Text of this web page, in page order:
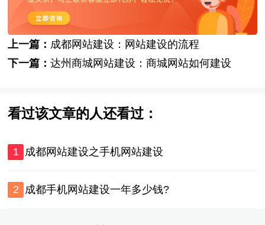
上一篇： 成都网站建设：网站建设的流程
下一篇：达州商城网站建设：商城网站如何建设
看过该文章的人还看过：
1 成都网站建设之手机网站建设
2 成都手机网站建设一年多少钱?